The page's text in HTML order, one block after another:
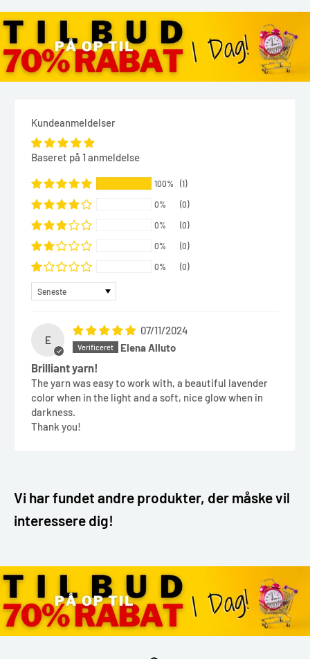
Kundeanmeldelser
Baseret på 1 anmeldelse
100% (1)
0% (0)
0% (0)
0% (0)
0% (0)
Sort by
E
07/11/2024
Elena Alluto
Brilliant yarn!
The yarn was easy to work with, a beautiful lavender
color when in the light and a soft, nice glow when in
darkness.
Thank you!
Vi har fundet andre produkter, der måske vil
interessere dig!